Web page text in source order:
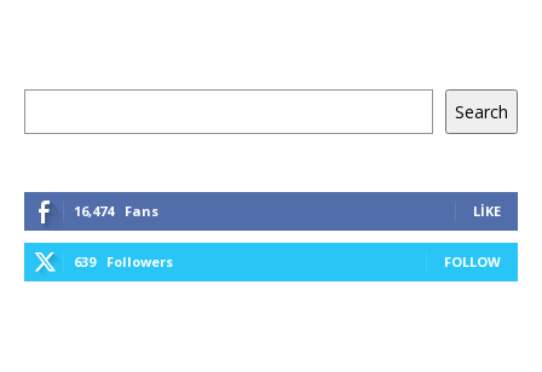
Search
16,474 Fans LIKE
639 Followers FOLLOW